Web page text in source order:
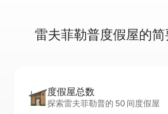
雷夫菲勒普度假屋的
度假屋总数
探索雷夫菲勒普的 50 间度假屋